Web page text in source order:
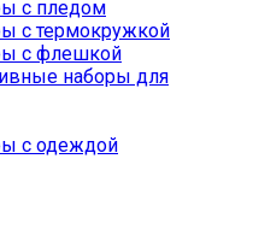
с пледом
с термокружкой
с флешкой
наборы для
с одеждой